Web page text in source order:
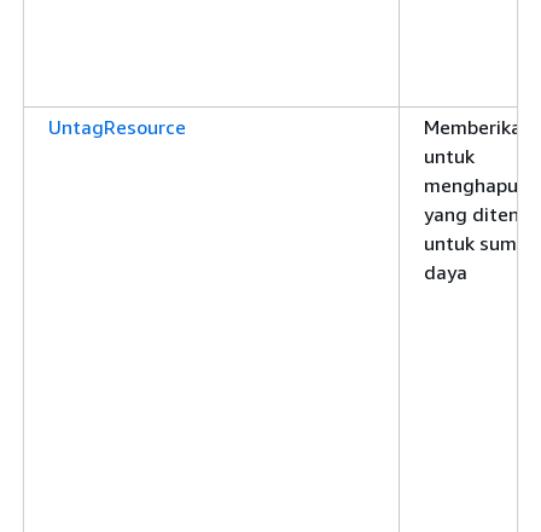
UntagResource
Memberikan
untuk
menghapus
yang
untuk
daya